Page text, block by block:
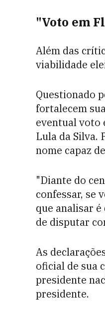
"Voto em
Além das
viabilidade
Questionado
fortalecem
eventual voto
Lula da Silva.
nome capaz
"Diante do
confessar, se
que analisar
de disputar
As
oficial de sua
presidente
presidente.